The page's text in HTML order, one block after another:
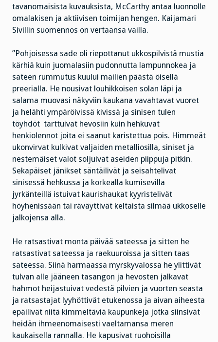
tavanomaisista kuvauksista, McCarthy antaa luonnolle
omalakisen ja aktiivisen toimijan hengen. Kaijamari
Sivillin suomennos on vertaansa vailla.
”Pohjoisessa sade oli riepottanut ukkospilvistä mustia
kärhiä kuin juomalasiin pudonnutta lampunnokea ja
sateen rummutus kuului mailien päästä öisellä
preerialla. He nousivat louhikkoisen solan läpi ja
salama muovasi näkyviin kaukana vavahtavat vuoret
ja helähti ympäröivissä kivissä ja sinisen tulen
töyhdöt tarttuivat hevosiin kuin hehkuvat
henkiolennot joita ei saanut karistettua pois. Himmeät
ukonvirvat kulkivat valjaiden metalliosilla, siniset ja
nestemäiset valot soljuivat aseiden piippuja pitkin.
Sekapäiset jänikset säntäilivät ja seisahtelivat
sinisessä hehkussa ja korkealla kumisevilla
jyrkänteillä istuivat kaurishaukat kyyristelivät
höyhenissään tai räväyttivät keltaista silmää ukkoselle
jalkojensa alla.
He ratsastivat monta päivää sateessa ja sitten he
ratsastivat sateessa ja raekuuroissa ja sitten taas
sateessa. Siinä harmaassa myrskyvalossa he ylittivät
tulvan alle jääneen tasangon ja hevosten jalkavat
hahmot heijastuivat vedestä pilvien ja vuorten seasta
ja ratsastajat lyyhöttivät etukenossa ja aivan aiheesta
epäilivät niitä kimmeltäviä kaupunkeja jotka siinsivät
heidän ihmeenomaisesti vaeltamansa meren
kaukaisella rannalla. He kapusivat ruohoisilla